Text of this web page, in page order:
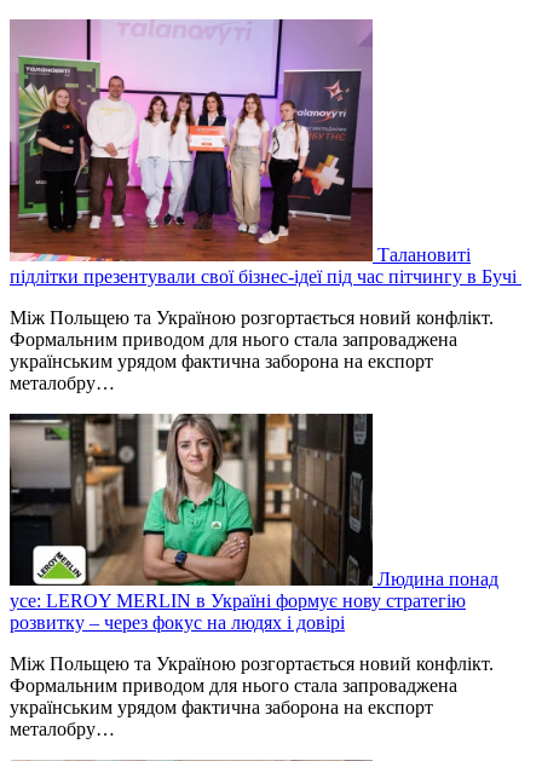
Талановиті
підлітки презентували свої бізнес-ідеї під час пітчингу в Бучі
Між Польщею та Україною розгортається новий конфлікт.
Формальним приводом для нього стала запроваджена
українським урядом фактична заборона на експорт
металобру…
Людина понад
усе: LEROY MERLIN в Україні формує нову стратегію
розвитку – через фокус на людях і довірі
Між Польщею та Україною розгортається новий конфлікт.
Формальним приводом для нього стала запроваджена
українським урядом фактична заборона на експорт
металобру…